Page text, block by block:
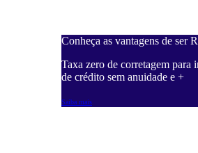
Conheça as vantagens de ser
Taxa zero de corretagem para
de crédito sem anuidade e +
Saiba mais